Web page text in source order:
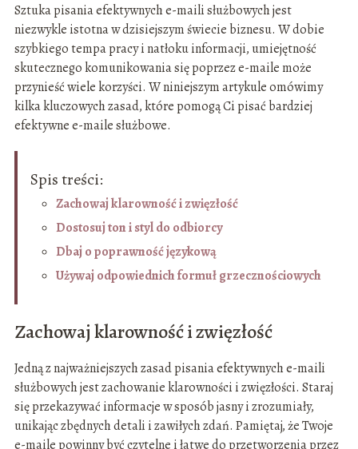
Sztuka pisania efektywnych e-maili służbowych jest
niezwykle istotna w dzisiejszym świecie biznesu. W dobie
szybkiego tempa pracy i natłoku informacji, umiejętność
skutecznego komunikowania się poprzez e-maile może
przynieść wiele korzyści. W niniejszym artykule omówimy
kilka kluczowych zasad, które pomogą Ci pisać bardziej
efektywne e-maile służbowe.
Spis treści:
Zachowaj klarowność i zwięzłość
Dostosuj ton i styl do odbiorcy
Dbaj o poprawność językową
Używaj odpowiednich formuł grzecznościowych
Zachowaj klarowność i zwięzłość
Jedną z najważniejszych zasad pisania efektywnych e-maili
służbowych jest zachowanie klarowności i zwięzłości. Staraj
się przekazywać informacje w sposób jasny i zrozumiały,
unikając zbędnych detali i zawiłych zdań. Pamiętaj, że Twoje
e-maile powinny być czytelne i łatwe do przetworzenia przez